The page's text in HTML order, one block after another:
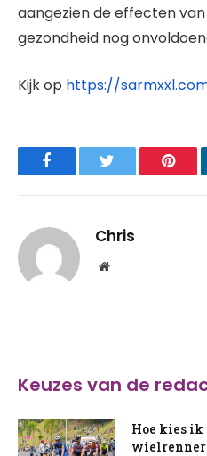
aangezien de effecten
gezondheid nog
Kijk op https://
Facebook
Chris
Website
Keuzes van de
Hoe kies ik